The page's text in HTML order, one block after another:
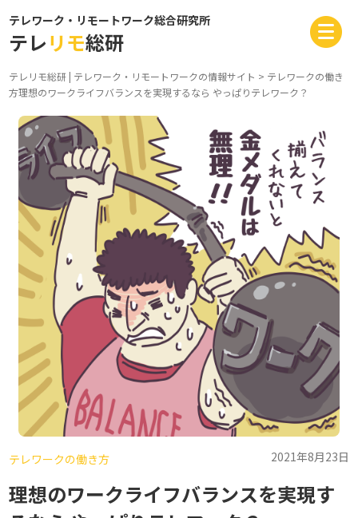
テレワーク・リモートワーク総合研究所
テレリモ総研
テレリモ総研 | テレワーク・リモートワークの情報サイト > テレワークの働き
方理想のワークライフバランスを実現するなら やっぱりテレワーク？
テレワークの働き方 2021年8月23日
理想のワークライフバランスを実現す